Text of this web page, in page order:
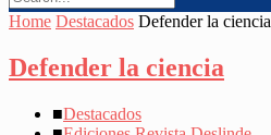
Home Destacados Defender la ciencia
Defender la ciencia
■Destacados